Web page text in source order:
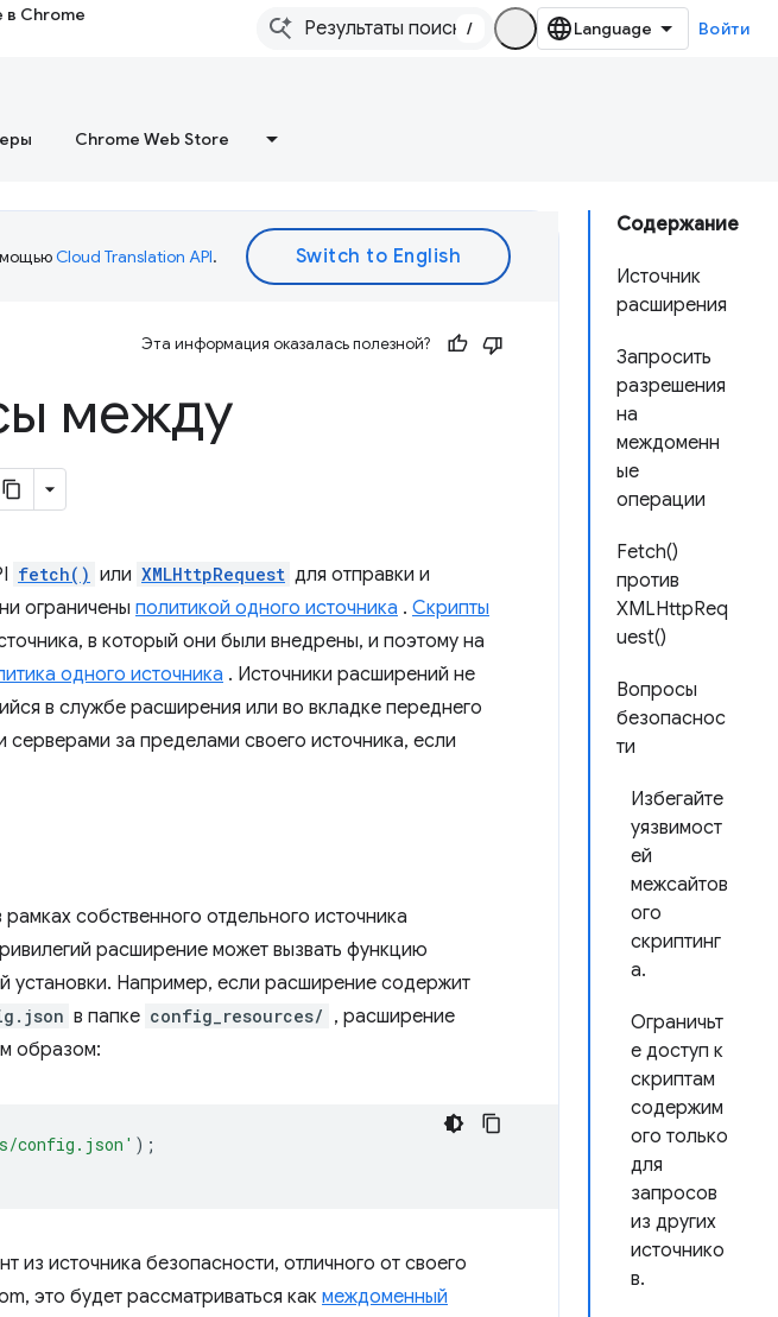
в Chrome
/ Войти
Chrome Web Store
Содержание
Источник
расширения
Запросить
разрешения
на
междоменн
ые
операции
Fetch()
против
XMLHttpReq
uest()
Вопросы
безопаснос
ти
Избегайте
уязвимост
ей
межсайтов
ого
скриптинг
а.
Ограничьт
е доступ к
скриптам
содержим
ого только
для
запросов
из других
источнико
в.
Cloud Translation API.
Эта информация оказалась полезной?
между
fetch() или XMLHttpRequest для отправки и
ограничены политикой одного источника . Скрипты
в который они были внедрены, и поэтому на
одного источника . Источники расширений не
в службе расширения или во вкладке переднего
за пределами своего источника, если
собственного отдельного источника
расширение может вызвать функцию
установки. Например, если расширение содержит
в папке config_resources/ , расширение
образом:
config.json' );
из источника безопасности, отличного от своего
это будет рассматриваться какмеждоменный